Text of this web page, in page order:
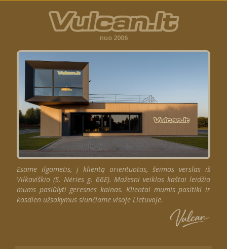
nuo 2006
Esame ilgametis, į klientą orientuotas, šeimos verslas iš
Vilkaviškio (S. Nėries g. 66E). Mažesni veiklos kaštai leidžia
mums pasiūlyti geresnes kainas. Klientai mumis pasitiki ir
kasdien užsakymus siunčiame visoje Lietuvoje.